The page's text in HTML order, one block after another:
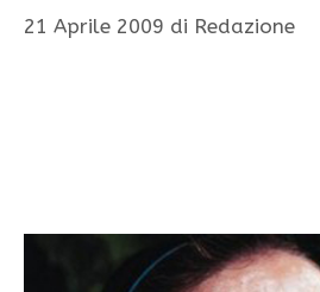
21 Aprile 2009 di Redazione